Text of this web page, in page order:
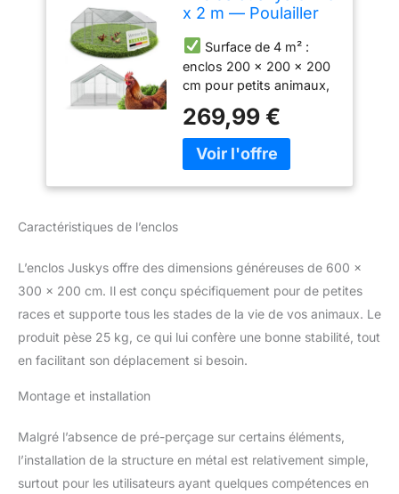
x 2 m — Poulailler
d'une Surface de 18
m² avec Porte et
verrou — Enclos
pour Poules, Petits
Animaux et Plantes
Surface de 4 m² :
enclos 200 x 200 x 200
cm pour petits animaux,
convient également pour
la conservation de
plantes ; fil de fer solide à
métal galvanisé et au
revêtement PVC ;
protection contre la pluie
bâche imperméable de
protection contre la pluie
grâce à des raccords
enfichables et
encliquetables à ressort ;
269,99 €
Caractéristiques de l’enclos
L’enclos Juskys offre des dimensions généreuses de 600 x
300 x 200 cm. Il est conçu spécifiquement pour de petites
races et supporte tous les stades de la vie de vos animaux. Le
produit pèse 25 kg, ce qui lui confère une bonne stabilité, tout
en facilitant son déplacement si besoin.
Montage et installation
Malgré l’absence de pré-perçage sur certains éléments,
l’installation de la structure en métal est relativement simple,
surtout pour les utilisateurs ayant quelques compétences en